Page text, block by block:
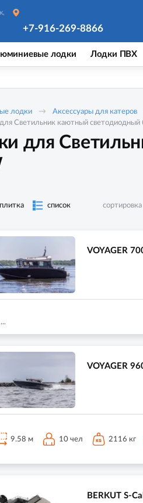
+7-916-269-8866
лодки Лодки ПВХ
лодки Аксессуары для катеров
Светильник каютный
для
плитка список сортировка
VOYAGER
...
VOYAGER
9.58 м 10 чел 2116 кг
BERKUT S-